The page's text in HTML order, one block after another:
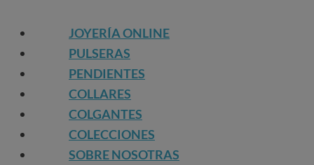
JOYERÍA ONLINE
PULSERAS
PENDIENTES
COLLARES
COLGANTES
COLECCIONES
SOBRE NOSOTRAS